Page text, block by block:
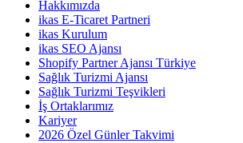
Hakkımızda
ikas E-Ticaret Partneri
ikas Kurulum
ikas SEO Ajansı
Shopify Partner Ajansı Türkiye
Sağlık Turizmi Ajansı
Sağlık Turizmi Teşvikleri
İş Ortaklarımız
Kariyer
2026 Özel Günler Takvimi